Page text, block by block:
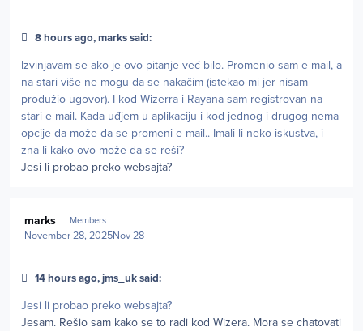
8 hours ago, marks said:
Izvinjavam se ako je ovo pitanje već bilo. Promenio sam e-mail, a
na stari više ne mogu da se nakačim (istekao mi jer nisam
produžio ugovor). I kod Wizerra i Rayana sam registrovan na
stari e-mail. Kada uđjem u aplikaciju i kod jednog i drugog nema
opcije da može da se promeni e-mail.. Imali li neko iskustva, i
zna li kako ovo može da se reši?
Jesi li probao preko websajta?
marks Members
November 28, 2025Nov 28
14 hours ago, jms_uk said:
Jesi li probao preko websajta?
Jesam. Rešio sam kako se to radi kod Wizera. Mora se chatovati